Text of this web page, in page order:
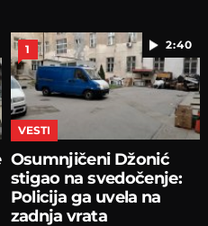
2:40
1
VESTI
Osumnjičeni Džonić
stigao na svedočenje:
Policija ga uvela na
zadnja vrata